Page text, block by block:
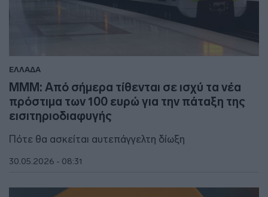
ΕΛΛΑΔΑ
ΜΜΜ: Από σήμερα τίθενται σε ισχύ τα νέα
πρόστιμα των 100 ευρώ για την πάταξη της
εισιτηριοδιαφυγής
Πότε θα ασκείται αυτεπάγγελτη δίωξη
30.05.2026 - 08:31